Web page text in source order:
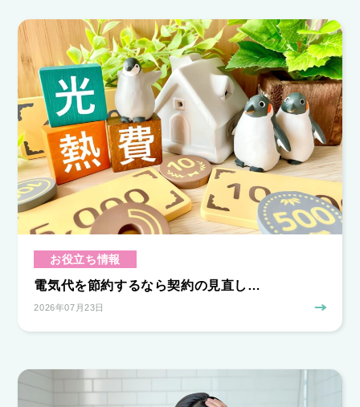
お役立ち情報
電気代を節約するなら契約の見直し…
2026年07月23日